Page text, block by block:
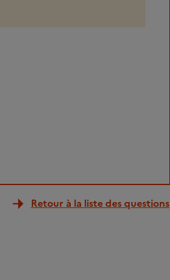
Retour à la liste des questions